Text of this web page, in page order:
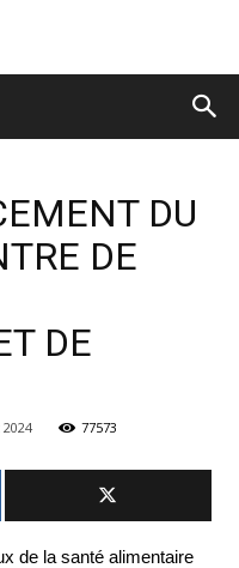
DU
DE
DE
77573
de la santé alimentaire